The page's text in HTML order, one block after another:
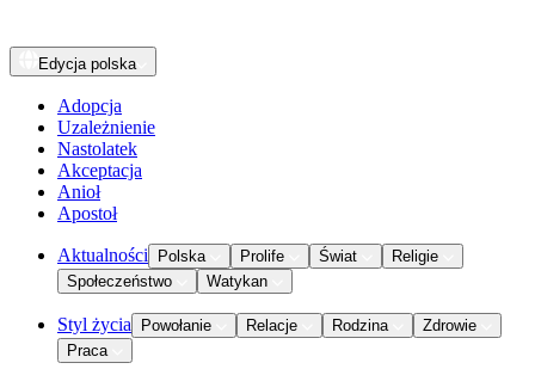
Edycja polska
Adopcja
Uzależnienie
Nastolatek
Akceptacja
Anioł
Apostoł
Aktualności Polska Prolife Świat
Religie
Społeczeństwo
Watykan
Styl życia Powołanie Relacje Rodzina
Zdrowie
Praca